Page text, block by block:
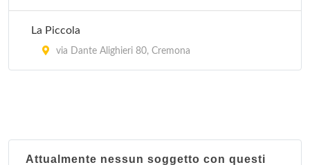
La Piccola
via Dante Alighieri 80, Cremona
Attualmente nessun soggetto con questi